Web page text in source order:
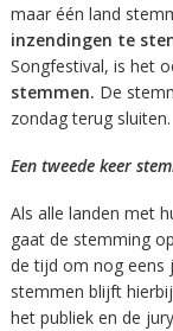
maar één land
inzendingen te
Songfestival, is het
stemmen. De
zondag terug sluiten.
Een tweede keer
Als alle landen met
gaat de stemming
de tijd om nog eens
stemmen blijft
het publiek en de